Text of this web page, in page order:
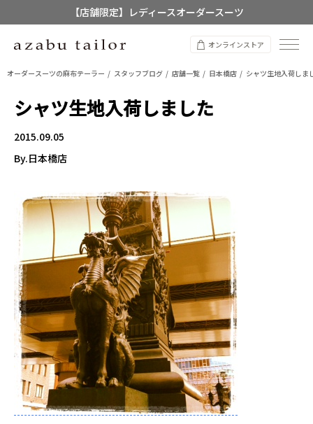
【店舗限定】レディースオーダースーツ
8/12~8/16 夏季休業のお知らせ
オンラインストア
オーダースーツの麻布テーラー スタッフブログ 店舗一覧 日本橋店 シャツ生地入荷しま
シャツ生地入荷しました
2015.09.05
By.日本橋店